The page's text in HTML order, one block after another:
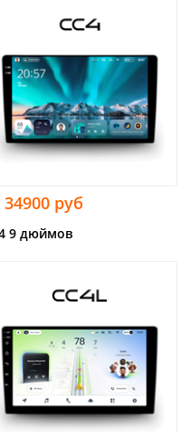
34900 руб
9 дюймов